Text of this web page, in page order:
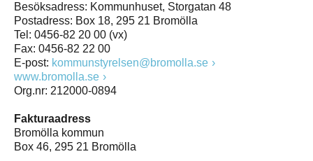
Besöksadress: Kommunhuset, Storgatan 48
Postadress: Box 18, 295 21 Bromölla
Tel: 0456-82 20 00 (vx)
Fax: 0456-82 22 00
E-post: kommunstyrelsen@bromolla.se
www.bromolla.se
Org.nr: 212000-0894
Fakturaadress
Bromölla kommun
Box 46, 295 21 Bromölla